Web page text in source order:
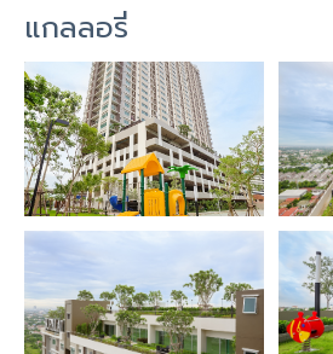
แกลลอรี่